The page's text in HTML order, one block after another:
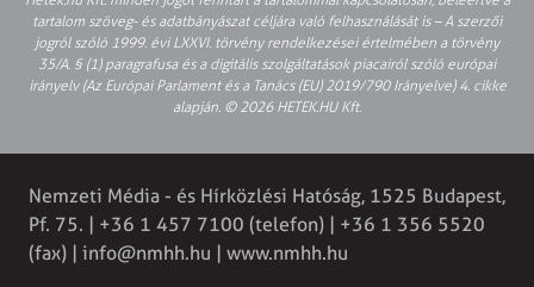
tartalom szöveg- és adatbányászat céljára való felhasználását is – A szerzői
jogról szóló 1999. évi LXXVI. törvény rendelkezései értelmében a törvény
35/A. § (1) paragrafusa és a digitális szolgáltatások piacairól szóló európai
irányelv (Az Európai Parlament és a Tanács (EU) 2019/790 Irányelve) 4. cikke
alapján. © 2026 HETEK.HU Kft.
Nemzeti Média - és Hírközlési Hatóság, 1525 Budapest,
Pf. 75. | +36 1 457 7100 (telefon) | +36 1 356 5520
(fax) | info@nmhh.hu | www.nmhh.hu